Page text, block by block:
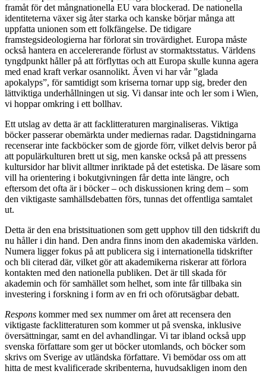
framåt för det mångnationella EU vara blockerad. De nationella
identiteterna växer sig åter starka och kanske börjar många att
uppfatta unionen som ett folkfängelse. De tidigare
framstegsideologierna har förlorat sin trovärdighet. Europa måste
också hantera en accelererande förlust av stormaktsstatus. Världens
tyngdpunkt håller på att förflyttas och att Europa skulle kunna agera
med enad kraft verkar osannolikt. Även vi har vår ”glada
apokalyps”, för samtidigt som kriserna tornar upp sig, breder den
lättviktiga underhållningen ut sig. Vi dansar inte och ler som i Wien,
vi hoppar omkring i ett bollhav.
Ett utslag av detta är att facklitteraturen marginaliseras. Viktiga
böcker passerar obemärkta under mediernas radar. Dagstidningarna
recenserar inte fackböcker som de gjorde förr, vilket delvis beror på
att populärkulturen brett ut sig, men kanske också på att pressens
kultursidor har blivit alltmer inriktade på det estetiska. De läsare som
vill ha orientering i bokutgivningen får detta inte längre, och
eftersom det ofta är i böcker – och diskussionen kring dem – som
den viktigaste samhällsdebatten förs, tunnas det offentliga samtalet
ut.
Detta är den ena bristsituationen som gett upphov till den tidskrift du
nu håller i din hand. Den andra finns inom den akademiska världen.
Numera ligger fokus på att publicera sig i internationella tidskrifter
och bli citerad där, vilket gör att akademikerna riskerar att förlora
kontakten med den nationella publiken. Det är till skada för
akademin och för samhället som helhet, som inte får tillbaka sin
investering i forskning i form av en fri och oförutsägbar debatt.
Respons kommer med sex nummer om året att recensera den
viktigaste facklitteraturen som kommer ut på svenska, inklusive
översättningar, samt en del avhandlingar. Vi tar ibland också upp
svenska författare som ger ut böcker utomlands, och böcker som
skrivs om Sverige av utländska författare. Vi bemödar oss om att
hitta de mest kvalificerade skribenterna, huvudsakligen inom den